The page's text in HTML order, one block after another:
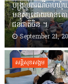
បង្រ្កាបករណីចាប់ឃុំ
មនុស្សដោយមានគ
ជនជាតិចិន ។
September 21,
សន្តិសុខសង្គម